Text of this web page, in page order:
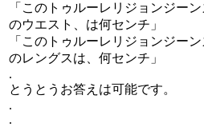
「このトゥルーレリジョンジー
のウエスト、は何センチ」
「このトゥルーレリジョンジー
のレングスは、何センチ」
.
とうとうお答えは可能です。
.
.